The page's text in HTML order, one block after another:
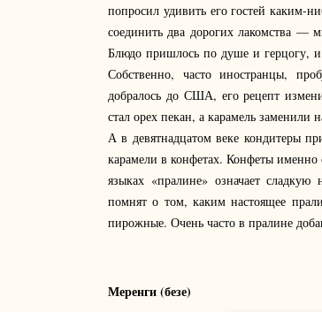
попросил удивить его гостей каким-
соединить два дорогих лакомства —
Блюдо пришлось по душе и герцогу, и
Собственно, часто иностранцы,
добралось до США, его рецепт
стал орех пекан, а карамель заменили
А в девятнадцатом веке кондитеры
карамели в конфетах. Конфеты
языках «пралине» означает
помнят о том, каким настоящее
пирожные. Очень часто в пралине
Меренги (безе)